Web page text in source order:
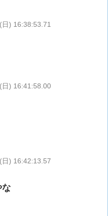
) 16:38:53.71
日) 16:41:58.00
) 16:42:13.57
な